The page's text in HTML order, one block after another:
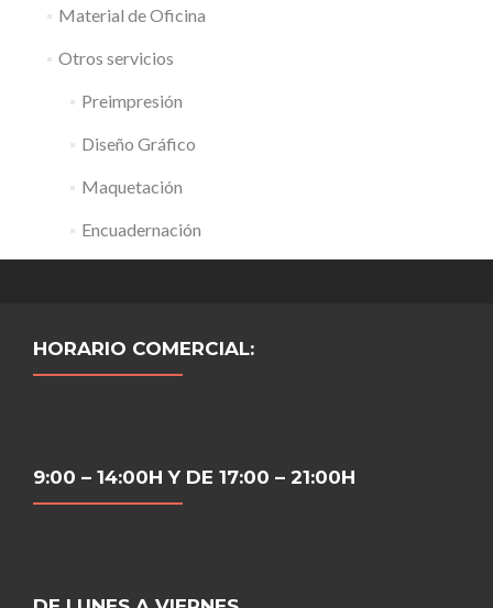
Material de Oficina
Otros servicios
Preimpresión
Diseño Gráfico
Maquetación
Encuadernación
HORARIO COMERCIAL:
9:00 – 14:00H Y DE 17:00 – 21:00H